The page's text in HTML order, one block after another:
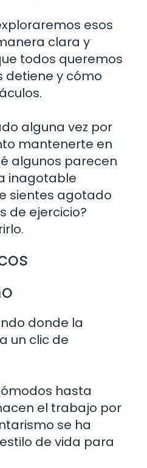
esos
clara y
todos queremos
detiene y cómo
alguna vez por
mantenerte en
algunos parecen
inagotable
sientes agotado
de ejercicio?
donde la
un clic de
hasta
el trabajo por
se ha
de vida para